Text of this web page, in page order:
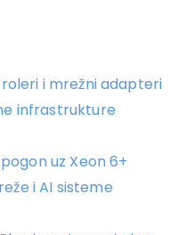
i mrežni adapteri
infrastrukture
uz Xeon 6+
i AI sisteme